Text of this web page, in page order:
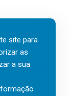
os fins-de-
mais
2026
site para
as
a sua